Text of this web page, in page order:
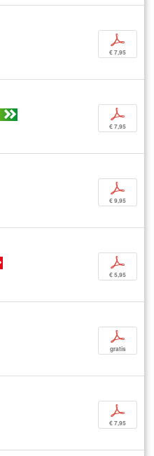
p
€ 7,95
p
€ 7,95
p
€ 9,95
p
€ 5,95
p
gratis
p
€ 7,95